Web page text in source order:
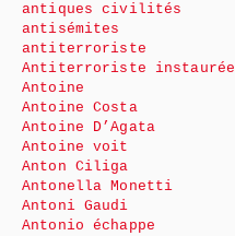
antiques civilités
antisémites
antiterroriste
Antiterroriste instaurée
Antoine
Antoine Costa
Antoine D’Agata
Antoine voit
Anton Ciliga
Antonella Monetti
Antoni Gaudi
Antonio échappe